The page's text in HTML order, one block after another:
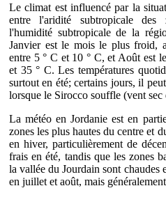
Le climat est influencé par la
entre l'aridité subtropicale des
l'humidité subtropicale de la
Janvier est le mois le plus froid,
entre 5 ° C et 10 ° C, et Août est
et 35 ° C. Les températures
surtout en été; certains jours, il
lorsque le Sirocco souffle (vent sec
La météo en Jordanie est en
zones les plus hautes du centre et
en hiver, particulièrement de
frais en été, tandis que les zones
la vallée du Jourdain sont chaudes
en juillet et août, mais